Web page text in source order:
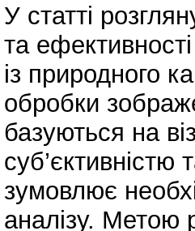
У статті
та
із природного
обробки
базуються на
суб’єктивністю
зумовлює
аналізу. Метою